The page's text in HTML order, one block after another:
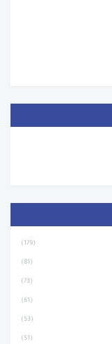
(179)
(81)
(73)
(61)
(53)
(51)